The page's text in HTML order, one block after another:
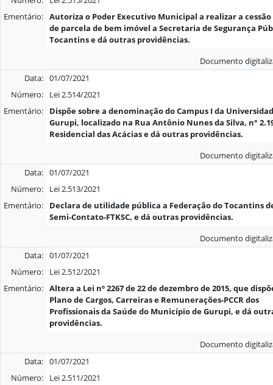
Ementário: Autoriza o Poder Executivo Municipal a realizar a cessão
de parcela de bem imóvel a Secretaria de Segurança
Tocantins e dá outras providências.
Documento
Data: 01/07/2021
Número:
Lei 2.514/2021
Ementário:
Dispõe sobre a denominação do Campus I da
Gurupi, localizado na Rua Antônio Nunes da Silva, n°
Residencial das Acácias e dá outras providências.
Documento
Data: 01/07/2021
Número:
Lei 2.513/2021
Ementário:
Declara de utilidade pública a Federação do Tocantins
Semi-Contato-FTKSC, e dá outras providências.
Documento
Data: 01/07/2021
Número:
Lei 2.512/2021
Ementário: Altera a Lei nº 2267 de 22 de dezembro de 2015, que
Plano de Cargos, Carreiras e Remunerações-PCCR dos
Profissionais da Saúde do Município de Gurupi, e dá
providências.
Documento
Data: 01/07/2021
Número:
Lei 2.511/2021